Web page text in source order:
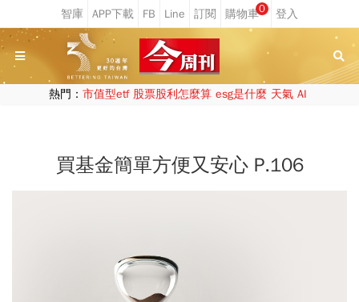
0
熱門： 市值型etf 股票股利怎麼算 esg是什麼 天氣 AI
買基金簡單方便又安心 P.106